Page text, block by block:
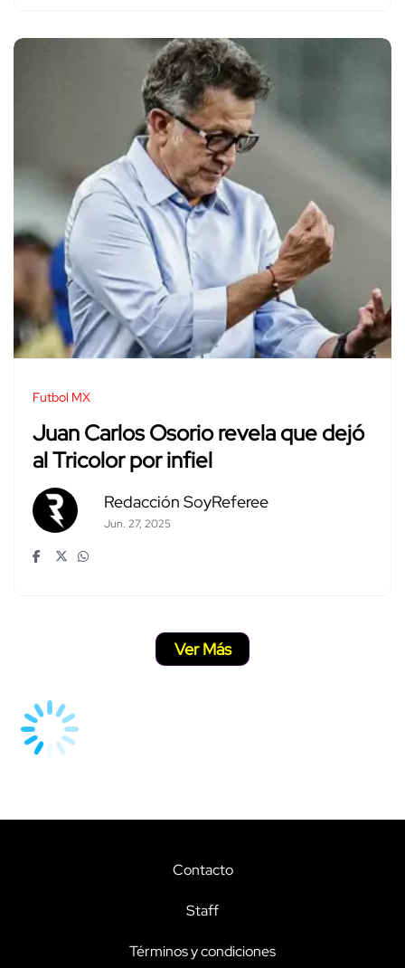
Futbol MX
Juan Carlos Osorio revela que dejó
al Tricolor por infiel
Redacción SoyReferee
Jun. 27, 2025
Ver Más
Contacto
Staff
Términos y condiciones